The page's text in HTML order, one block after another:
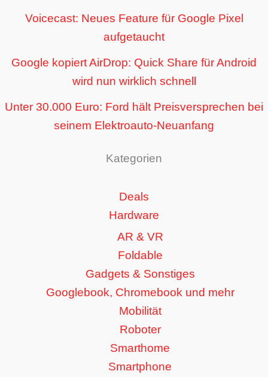
Voicecast: Neues Feature für Google Pixel
aufgetaucht
Google kopiert AirDrop: Quick Share für Android
wird nun wirklich schnell
Unter 30.000 Euro: Ford hält Preisversprechen bei
seinem Elektroauto-Neuanfang
Kategorien
Deals
Hardware
AR & VR
Foldable
Gadgets & Sonstiges
Googlebook, Chromebook und mehr
Mobilität
Roboter
Smarthome
Smartphone